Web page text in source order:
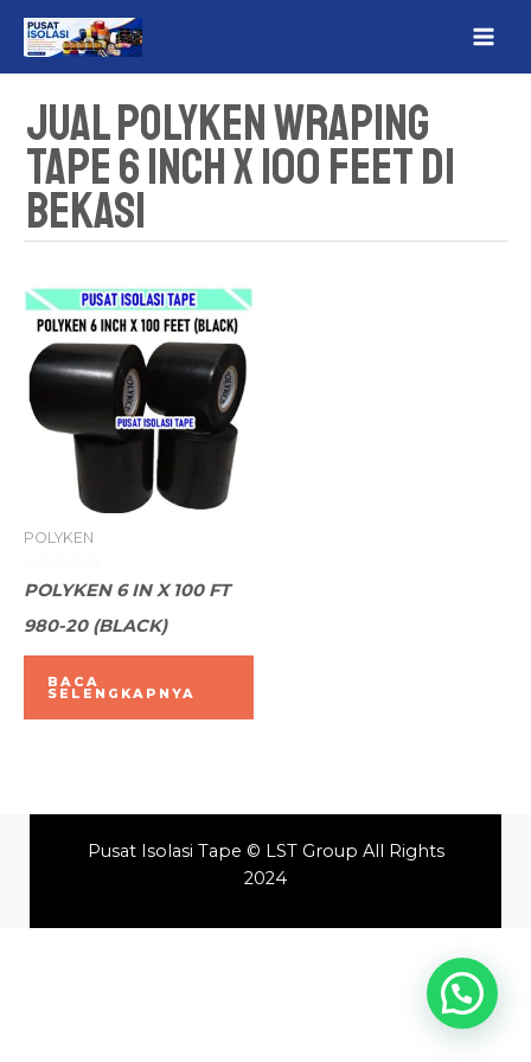
Jual Polyken Wraping
Tape 6 inch x 100 Feet Di
Bekasi
POLYKEN
Dinilai
0
5
POLYKEN 6 IN X 100 FT
980-20 (BLACK)
BACA
SELENGKAPNYA
Pusat Isolasi Tape © LST Group All Rights
2024